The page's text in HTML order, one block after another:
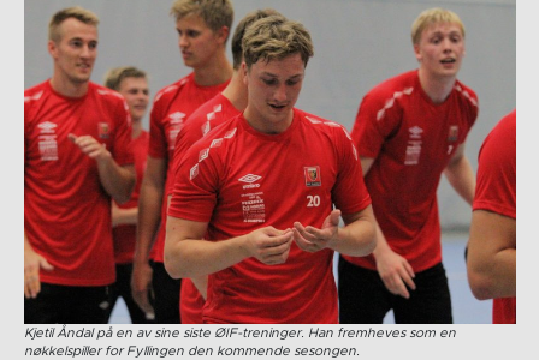
Kjetil Åndal på en av sine siste ØIF-treninger. Han fremheves som en
nøkkelspiller for Fyllingen den kommende sesongen.